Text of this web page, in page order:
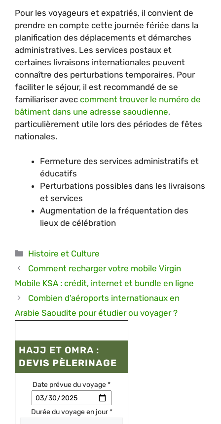
Pour les voyageurs et expatriés, il convient de
prendre en compte cette journée fériée dans la
planification des déplacements et démarches
administratives. Les services postaux et
certaines livraisons internationales peuvent
connaître des perturbations temporaires. Pour
faciliter le séjour, il est recommandé de se
familiariser avec comment trouver le numéro de
bâtiment dans une adresse saoudienne,
particulièrement utile lors des périodes de fêtes
nationales.
Fermeture des services administratifs et
éducatifs
Perturbations possibles dans les livraisons
et services
Augmentation de la fréquentation des
lieux de célébration
Catégories
Histoire et Culture
Comment recharger votre mobile Virgin
Mobile KSA : crédit, internet et bundle en ligne
Combien d’aéroports internationaux en
Arabie Saoudite pour étudier ou voyager ?
HAJJ ET OMRA :
DEVIS PÈLERINAGE
Date prévue du voyage*
Durée du voyage en jour*